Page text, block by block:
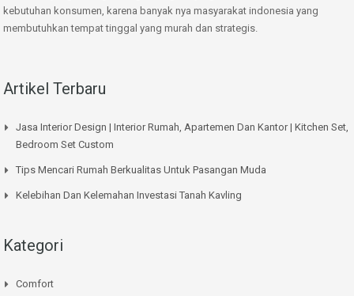
kebutuhan konsumen, karena banyak nya masyarakat indonesia yang
membutuhkan tempat tinggal yang murah dan strategis.
Artikel Terbaru
Jasa Interior Design | Interior Rumah, Apartemen Dan Kantor | Kitchen Set,
Bedroom Set Custom
Tips Mencari Rumah Berkualitas Untuk Pasangan Muda
Kelebihan Dan Kelemahan Investasi Tanah Kavling
Kategori
Comfort